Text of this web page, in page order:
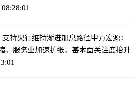
支持央行维持渐进加息路径申万宏源：
，服务业加速扩张，基本面关注度抬升